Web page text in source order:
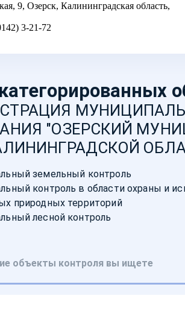
9, Озерск, Калининградская область,
3-21-72